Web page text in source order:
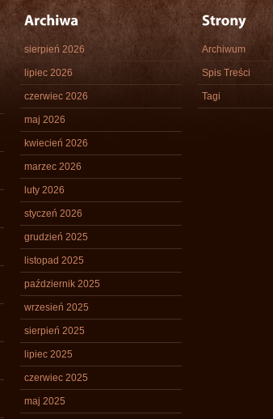
sierpień 2026
lipiec 2026
czerwiec 2026
maj 2026
kwiecień 2026
marzec 2026
luty 2026
styczeń 2026
grudzień 2025
listopad 2025
październik 2025
wrzesień 2025
sierpień 2025
lipiec 2025
czerwiec 2025
maj 2025
Archiwum
Spis Treści
Tagi